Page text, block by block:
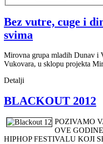
Bez vutre, cuge i
svima
Mirovna grupa mladih Dunav i
Vukovara, u sklopu projekta
Detalji
BLACKOUT 2012
POZIVAMO
OVE
HIPHOP FESTIVALU KOJI